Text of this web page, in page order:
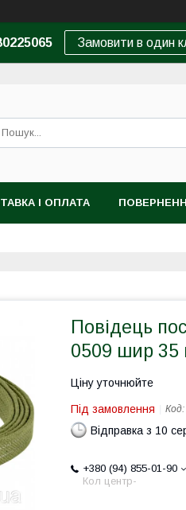
Замовити в один
І ОПЛАТА
Повідець
0509 шир
Ціну уточнюйте
Під замовлення Код:
Відправка з 10
+380 (94) 855-01-90
Кол центр-